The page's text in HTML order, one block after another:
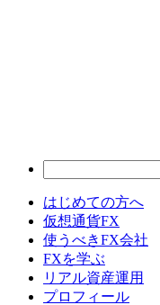
はじめての方へ
仮想通貨FX
使うべきFX会社
FXを学ぶ
リアル資産運用
プロフィール